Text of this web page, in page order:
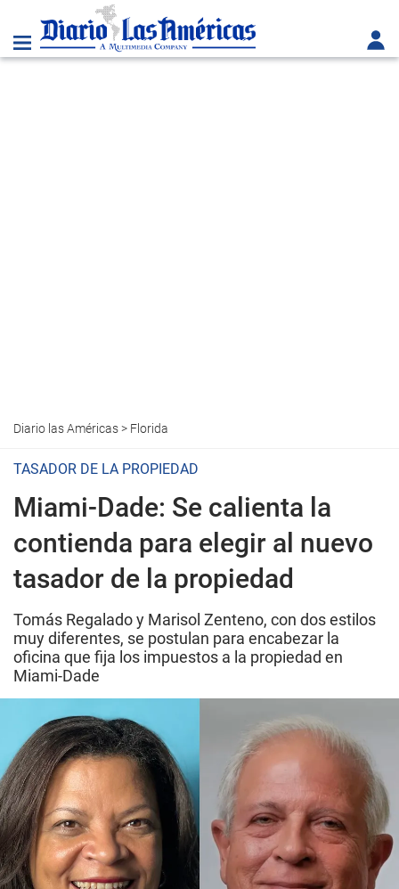
Diario las Américas> Florida
TASADOR DE LA PROPIEDAD
Miami-Dade: Se calienta la
contienda para elegir al nuevo
tasador de la propiedad
Tomás Regalado y Marisol Zenteno, con dos estilos
muy diferentes, se postulan para encabezar la
oficina que fija los impuestos a la propiedad en
Miami-Dade